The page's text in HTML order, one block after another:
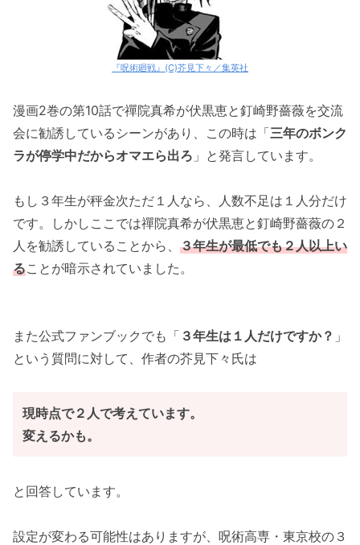
『呪術廻戦』(C)芥見下々／集英社
漫画2巻の第10話で禪院真希が伏黒恵と釘崎野薔薇を交流
会に勧誘しているシーンがあり、この時は「三年のボンク
ラが停学中だからオマエら出ろ 」と発言しています。
もし３年生が秤金次ただ１人なら、人数不足は１人分だけ
です。しかしここでは禪院真希が伏黒恵と釘崎野薔薇の２
人を勧誘していることから、 ３年生が最低でも２人以上い
ることが暗示されていました。
また公式ファンブックでも「 ３年生は１人だけですか？ 」
という質問に対して、作者の芥見下々氏は
現時点で２人で考えています。
変えるかも。
と回答しています。
設定が変わる可能性はありますが、呪術高専・東京校の３